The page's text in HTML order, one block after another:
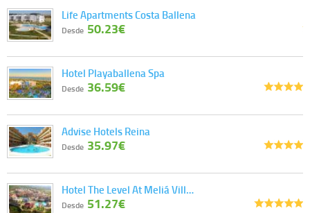
Life Apartments Costa Ballena
Desde 50.23€
Hotel Playaballena Spa
Desde 36.59€
Advise Hotels Reina
Desde 35.97€
Hotel The Level At Meliá Vill…
Desde 51.27€